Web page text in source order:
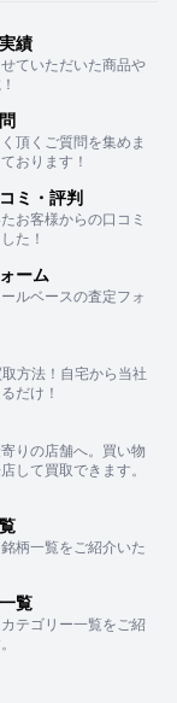
績
ていただいた商品や
頂くご質問を集めま
おります！
ミ・評判
お客様からの口コミ
た！
ーム
ルベースの査定フォ
取方法！自宅から当社
だけ！
りの店舗へ。買い物
して買取できます。
柄一覧をご紹介いた
覧
テゴリー一覧をご紹